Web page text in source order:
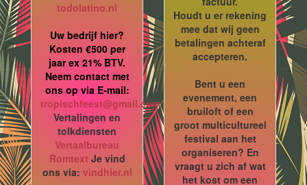
todolatino.nl
Uw bedrijf hier?
Kosten €500 per
jaar ex 21% BTV.
Neem contact met
ons op via E-mail:
tropischfeest@gmail.com
Vertalingen en
tolkdiensten
Vertaalbureau
Romtext Je vind
ons via: vindhier.nl
Houdt u er rekening
mee dat wij geen
betalingen achteraf
accepteren.
Bent u een
evenement, een
bruiloft of een
groot multicultureel
festival aan het
organiseren? En
vraagt u zich af wat
het kost om een